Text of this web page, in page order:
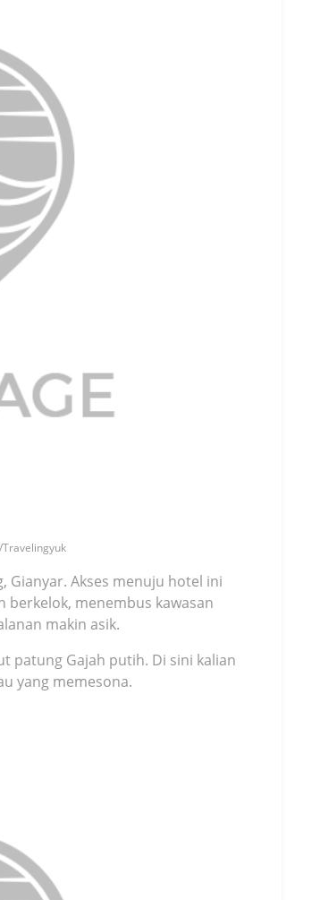
Gianyar. Akses menuju hotel ini
menembus kawasan
makin asik.
patung Gajah putih. Di sini kalian
yang memesona.